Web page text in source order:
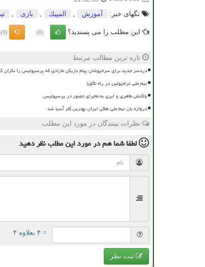
تگهای خبر: آموزش المپیك بازی
این مطلب را می پسندید؟ (0)
(0)
تازه ترین مطالب مرتبط
دردسر جدید برای سرخپوشان پیام بازیکن مازادی که پرسپولیس را نگران
تیم ملی ترامپولین در راه ناگویا
واکنش طاهری و ایری به ماجرای حضور در پرسپولیس
دروازه بان تیم ملی هاکی ایران بهترین گلر آسیا شد
نظرات بینندگان در مورد این مطلب
لطفا شما همدر مورد این مطلبنظر دهید
= ۴ بعلاوه ۴
ثبت نظر